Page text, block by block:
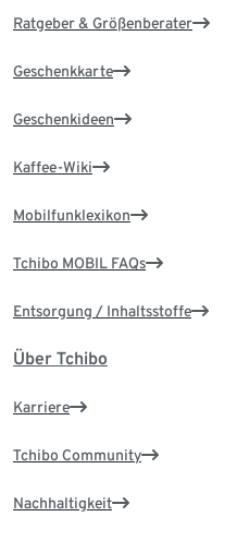
Ratgeber & Größenberater
Geschenkkarte
Geschenkideen
Kaffee-Wiki
Mobilfunklexikon
Tchibo MOBIL FAQs
Entsorgung / Inhaltsstoffe
Über Tchibo
Karriere
Tchibo Community
Nachhaltigkeit